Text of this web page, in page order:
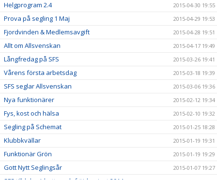
Helgprogram 2.4 2015-04-30 19:55
Prova på segling 1 Maj 2015-04-29 19:53
Fjordvinden & Medlemsavgift 2015-04-28 19:51
Allt om Allsvenskan 2015-04-17 19:49
Långfredag på SFS 2015-03-26 19:41
Vårens första arbetsdag 2015-03-18 19:39
SFS seglar Allsvenskan 2015-03-06 19:36
Nya funktionärer 2015-02-12 19:34
Fys, kost och hälsa 2015-02-10 19:32
Segling på Schemat 2015-01-25 18:28
Klubbkvällar 2015-01-19 19:31
Funktionär Grön 2015-01-19 19:29
Gott Nytt Seglingsår 2015-01-07 19:27
SFS tilldelas Idrotts- och fritidspriset 2014